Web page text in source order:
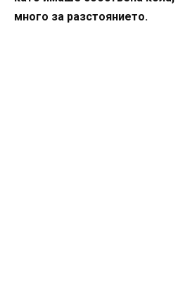
много за разстоянието.